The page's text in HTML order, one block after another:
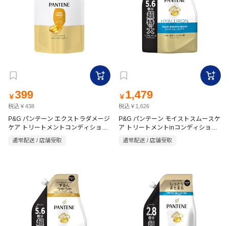
￥399
税込￥438
P&G パンテーン エクストラダメージ
ケア トリートメントコンディショナ
ー 詰替用 300g
通常配送 / 店舗受取
￥ 1,479
税込￥1,626
P&G パンテーン モイストスムースケ
ア トリートメントinコンディショナ
ー 詰替用 1.7kg
通常配送 / 店舗受取